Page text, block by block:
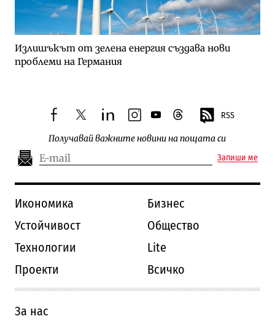
Излишъкът от зелена енергия създава нови
проблеми на Германия
facebooktwitterlinkedininstagram
youtubethreads RSS
Получавай важните новини на пощата си
Запиши ме
Икономика
Бизнес
Устойчивост
Общество
Технологии
Lite
Проекти
Всичко
За нас